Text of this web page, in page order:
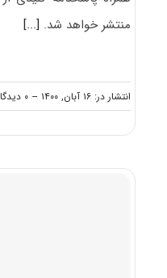
منتشر خواهد شد. [...]
انتشار در: ۱۶ آبان, ۱۴۰۰ -- ۰ دیدگاه